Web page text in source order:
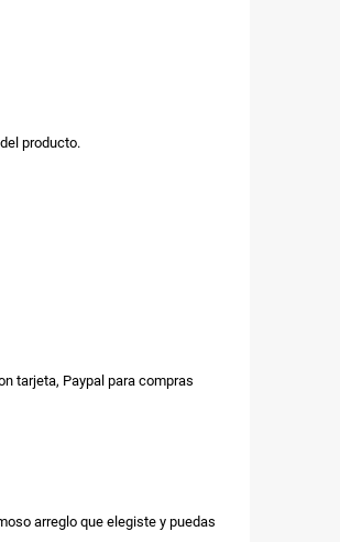
producto.
tarjeta, Paypal para compras
arreglo que elegiste y puedas